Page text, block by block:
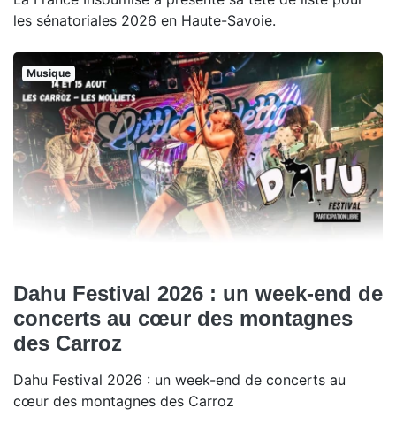
les sénatoriales 2026 en Haute-Savoie.
Musique
Dahu Festival 2026 : un week-end de
concerts au cœur des montagnes
des Carroz
Dahu Festival 2026 : un week-end de concerts au
cœur des montagnes des Carroz